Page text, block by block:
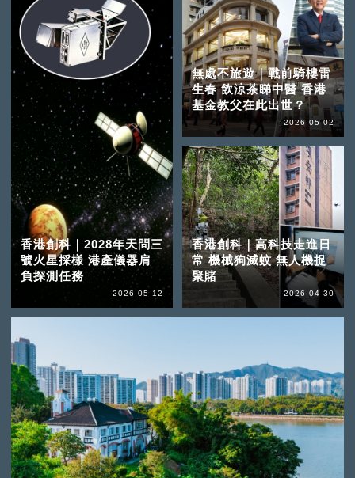
香港創科｜2028年天問三
號火星採樣 港產儀器肩
負探測任務
2026-05-12
無處不旅遊｜戰前騎樓雷
生春 飲涼茶睇中醫 香港
基金教父在此出世？
2026-05-02
香港創科｜高科技走進日
常 機械狗滅蚊 無人機捉
聚賭
2026-04-30